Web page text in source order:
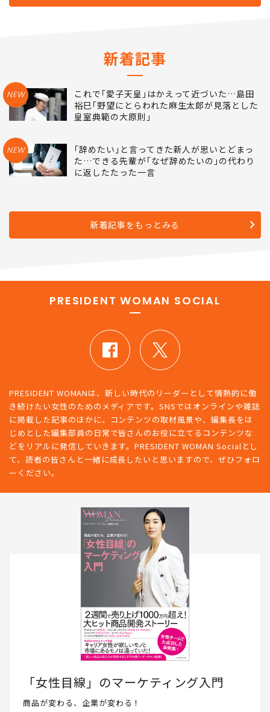
新着記事
NEW
これで｢愛子天皇｣はかえって近づいた…島田
裕巳｢野望にとらわれた麻生太郎が見落とした
皇室典範の大原則｣
NEW
｢辞めたい｣と言ってきた新人が思いとどまっ
た…できる先輩が｢なぜ辞めたいの｣の代わり
に返したたった一言
新着記事をもっとみる
PRESIDENT WOMAN SOCIAL
PRESIDENT WOMANは、新しい時代のリーダーとして情熱的に働
き続けたい女性のためのメディアです。SNSではオンラインや雑誌
に掲載した記事のほかに、コンテンツの取材風景や、編集長をは
じめとした編集部員の日常で皆さんのお役に立てるコンテンツな
どをリアルに発信していきます。PRESIDENT WOMAN Socialとし
て、読者の皆さんと一緒に成長したいと思いますので、ぜひフォロ
ーください。
「女性目線」のマーケティング入門
商品が変わる、企業が変わる！